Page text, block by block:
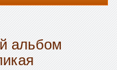
альбом